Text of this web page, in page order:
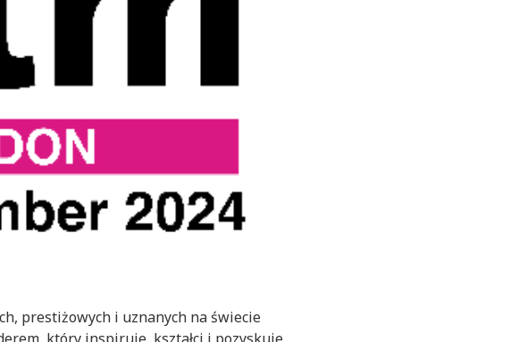
prestiżowych i uznanych na świecie